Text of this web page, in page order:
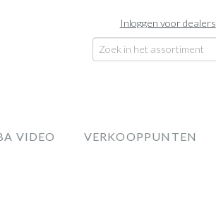
Inloggen voor dealers
VIDEO VERKOOPPUNTEN